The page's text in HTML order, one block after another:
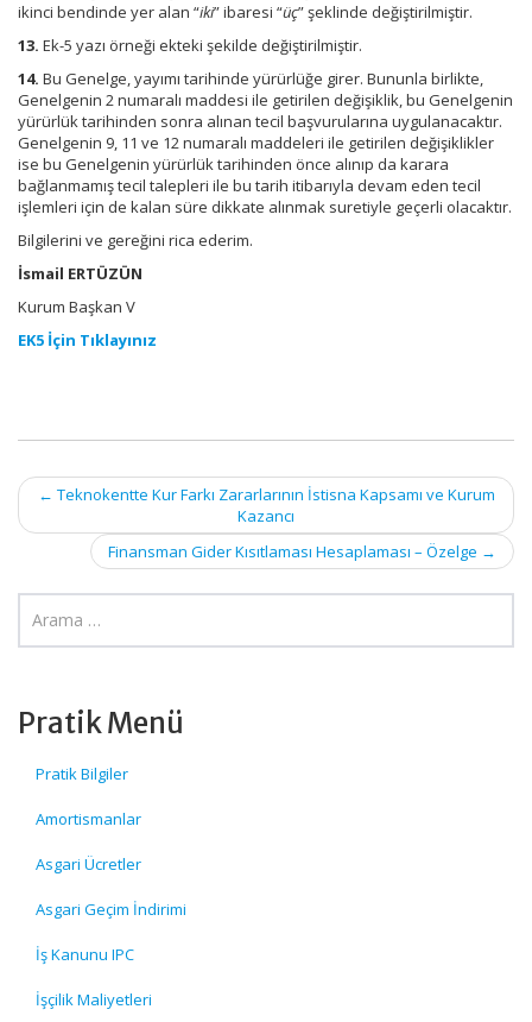
ikinci bendinde yer alan “iki” ibaresi “üç” şeklinde değiştirilmiştir.
13. Ek-5 yazı örneği ekteki şekilde değiştirilmiştir.
14. Bu Genelge, yayımı tarihinde yürürlüğe girer. Bununla birlikte,
Genelgenin 2 numaralı maddesi ile getirilen değişiklik, bu Genelgenin
yürürlük tarihinden sonra alınan tecil başvurularına uygulanacaktır.
Genelgenin 9, 11 ve 12 numaralı maddeleri ile getirilen değişiklikler
ise bu Genelgenin yürürlük tarihinden önce alınıp da karara
bağlanmamış tecil talepleri ile bu tarih itibarıyla devam eden tecil
işlemleri için de kalan süre dikkate alınmak suretiyle geçerli olacaktır.
Bilgilerini ve gereğini rica ederim.
İsmail ERTÜZÜN
Kurum Başkan V
EK5 İçin Tıklayınız
Post
navigation
← Teknokentte Kur Farkı Zararlarının İstisna Kapsamı ve Kurum
Kazancı
Finansman Gider Kısıtlaması Hesaplaması – Özelge →
Pratik Menü
Pratik Bilgiler
Amortismanlar
Asgari Ücretler
Asgari Geçim İndirimi
İş Kanunu IPC
İşçilik Maliyetleri